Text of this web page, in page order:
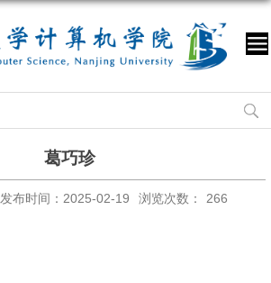
葛巧珍
发布时间：2025-02-19 浏览次数： 266